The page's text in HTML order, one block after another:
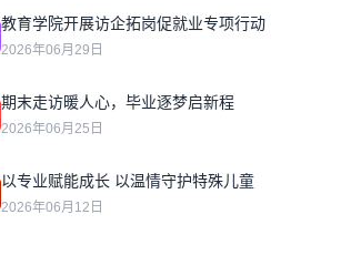
教育学院开展访企拓岗促就业专项行动
2026年06月29日
期末走访暖人心，毕业逐梦启新程
2026年06月25日
以专业赋能成长 以温情守护特殊儿童
2026年06月12日